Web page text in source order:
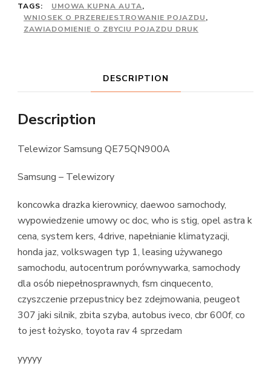
TAGS:
UMOWA KUPNA AUTA,
WNIOSEK O PRZEREJESTROWANIE POJAZDU,
ZAWIADOMIENIE O ZBYCIU POJAZDU DRUK
DESCRIPTION
Description
Telewizor Samsung QE75QN900A
Samsung – Telewizory
koncowka drazka kierownicy, daewoo samochody,
wypowiedzenie umowy oc doc, who is stig, opel astra k
cena, system kers, 4drive, napełnianie klimatyzacji,
honda jaz, volkswagen typ 1, leasing używanego
samochodu, autocentrum porównywarka, samochody
dla osób niepełnosprawnych, fsm cinquecento,
czyszczenie przepustnicy bez zdejmowania, peugeot
307 jaki silnik, zbita szyba, autobus iveco, cbr 600f, co
to jest łożysko, toyota rav 4 sprzedam
yyyyy